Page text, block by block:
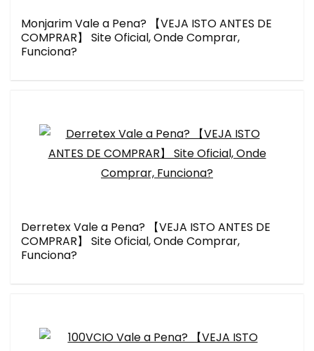
Monjarim Vale a Pena? 【VEJA ISTO ANTES DE
COMPRAR】 Site Oficial, Onde Comprar,
Funciona?
Derretex Vale a Pena? 【VEJA ISTO ANTES DE
COMPRAR】 Site Oficial, Onde Comprar,
Funciona?